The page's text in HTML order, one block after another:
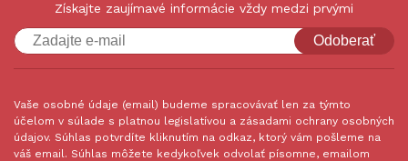
Získajte zaujímavé informácie vždy medzi prvými
Odoberať
Vaše osobné údaje (email) budeme spracovávať len za týmto
účelom v súlade s platnou legislatívou a zásadami ochrany osobných
údajov. Súhlas potvrdíte kliknutím na odkaz, ktorý vám pošleme na
váš email. Súhlas môžete kedykoľvek odvolať písomne, emailom